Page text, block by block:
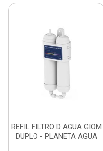
REFIL FILTRO D AGUA GIOM
DUPLO - PLANETA AGUA